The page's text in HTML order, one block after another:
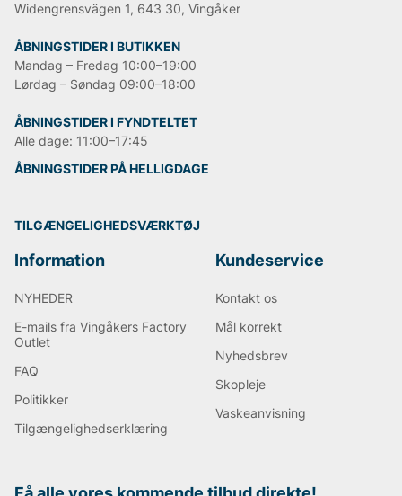
Widengrensvägen 1, 643 30, Vingåker
ÅBNINGSTIDER I BUTIKKEN
Mandag – Fredag 10:00–19:00
Lørdag – Søndag 09:00–18:00
ÅBNINGSTIDER I FYNDTELTET
Alle dage: 11:00–17:45
ÅBNINGSTIDER PÅ HELLIGDAGE
TILGÆNGELIGHEDSVÆRKTØJ
Information
NYHEDER
E-mails fra Vingåkers Factory
Outlet
FAQ
Politikker
Tilgængelighedserklæring
Kundeservice
Kontakt os
Mål korrekt
Nyhedsbrev
Skopleje
Vaskeanvisning